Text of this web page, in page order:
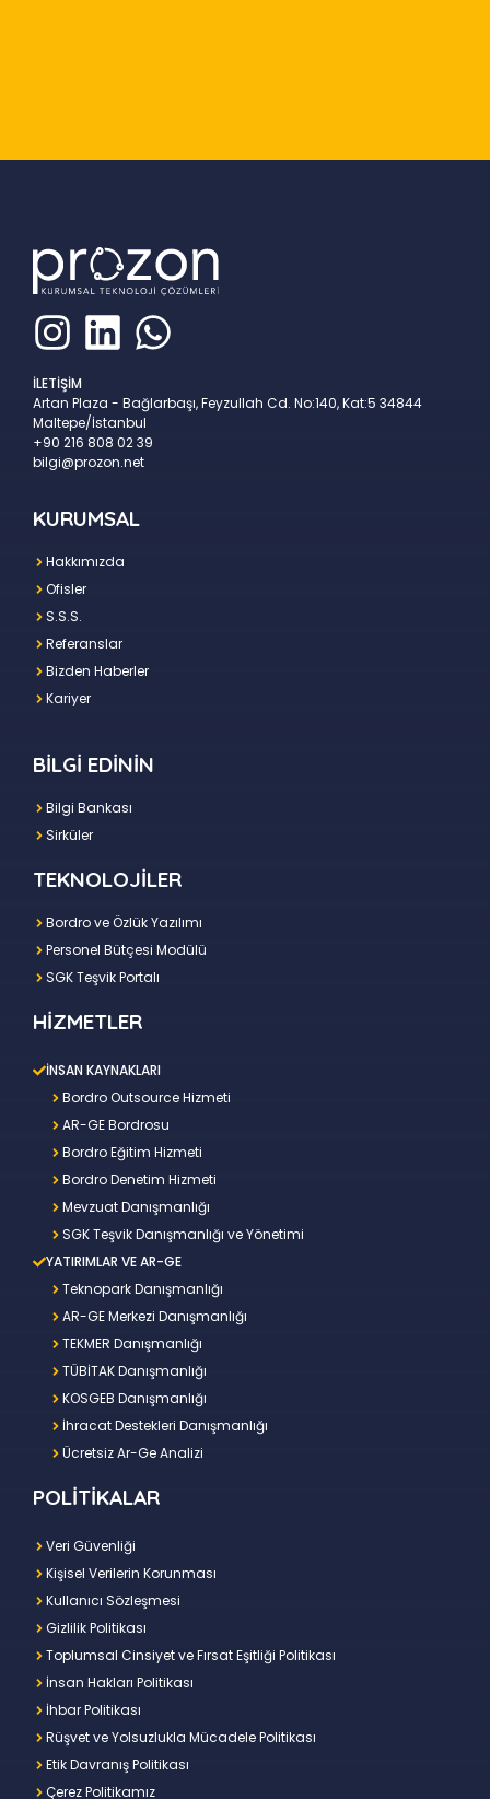
İLETİŞİM
Artan Plaza - Bağlarbaşı, Feyzullah Cd. No:140, Kat:5 34844
Maltepe/İstanbul
+90 216 808 02 39
bilgi@prozon.net
KURUMSAL
Hakkımızda
Ofisler
S.S.S.
Referanslar
Bizden Haberler
Kariyer
BİLGİ EDİNİN
Bilgi Bankası
Sirküler
TEKNOLOJİLER
Bordro ve Özlük Yazılımı
Personel Bütçesi Modülü
SGK Teşvik Portalı
HİZMETLER
İNSAN KAYNAKLARI
Bordro Outsource Hizmeti
AR-GE Bordrosu
Bordro Eğitim Hizmeti
Bordro Denetim Hizmeti
Mevzuat Danışmanlığı
SGK Teşvik Danışmanlığı ve Yönetimi
YATIRIMLAR VE AR-GE
Teknopark Danışmanlığı
AR-GE Merkezi Danışmanlığı
TEKMER Danışmanlığı
TÜBİTAK Danışmanlığı
KOSGEB Danışmanlığı
İhracat Destekleri Danışmanlığı
Ücretsiz Ar-Ge Analizi
POLİTİKALAR
Veri Güvenliği
Kişisel Verilerin Korunması
Kullanıcı Sözleşmesi
Gizlilik Politikası
Toplumsal Cinsiyet ve Fırsat Eşitliği Politikası
İnsan Hakları Politikası
İhbar Politikası
Rüşvet ve Yolsuzlukla Mücadele Politikası
Etik Davranış Politikası
Çerez Politikamız